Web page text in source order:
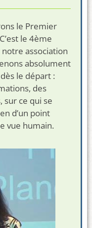
le Premier
le 4ème
association
absolument
le départ :
des
sur ce qui se
d’un point
vue humain.